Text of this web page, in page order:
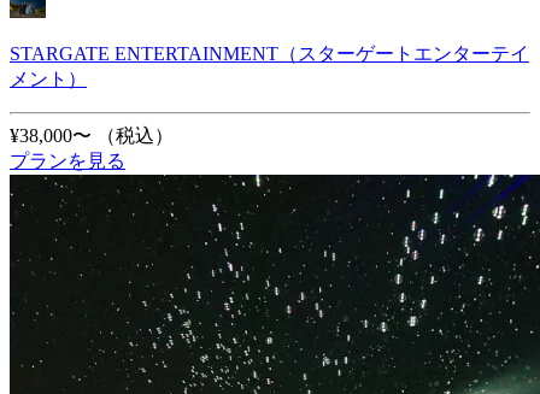
STARGATE ENTERTAINMENT（スターゲートエンターテイ
メント）
¥38,000〜
（税込）
プランを見る